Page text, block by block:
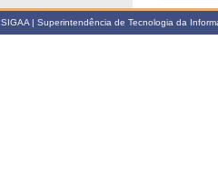
SIGAA | Superintendência de Tecnologia da